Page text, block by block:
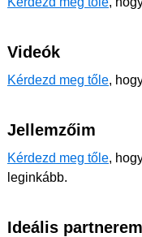
Videók
Kérdezd meg tőle,
Jellemzőim
Kérdezd meg tőle,
leginkább.
Ideális partnerem